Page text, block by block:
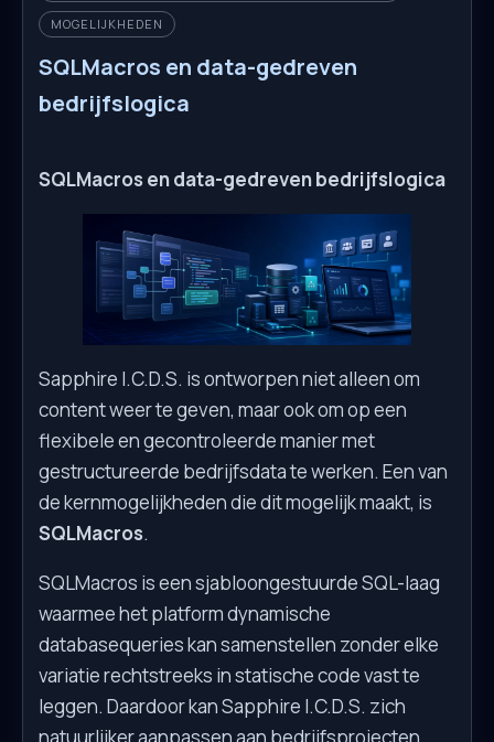
MOGELIJKHEDEN
SQLMacros en data-gedreven
bedrijfslogica
SQLMacros en data-gedreven bedrijfslogica
Sapphire I.C.D.S. is ontworpen niet alleen om
content weer te geven, maar ook om op een
flexibele en gecontroleerde manier met
gestructureerde bedrijfsdata te werken. Een van
de kernmogelijkheden die dit mogelijk maakt, is
SQLMacros.
SQLMacros is een sjabloongestuurde SQL-laag
waarmee het platform dynamische
databasequeries kan samenstellen zonder elke
variatie rechtstreeks in statische code vast te
leggen. Daardoor kan Sapphire I.C.D.S. zich
natuurlijker aanpassen aan bedrijfsprojecten